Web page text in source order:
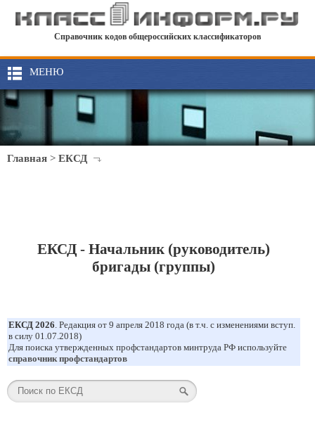
Справочник кодов общероссийских классификаторов
МЕНЮ
Главная > ЕКСД
ЕКСД - Начальник (руководитель)
бригады (группы)
ЕКСД 2026. Редакция от 9 апреля 2018 года (в т.ч. с изменениями вступ.
в силу 01.07.2018)
Для поиска утвержденных профстандартов минтруда РФ используйте
справочник профстандартов